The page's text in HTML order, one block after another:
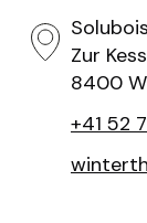
Zur
8400
+41 52